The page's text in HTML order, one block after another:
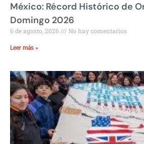
México: Récord Histórico de
Domingo 2026
6 de agosto, 2026 No hay comentarios
Leer más »